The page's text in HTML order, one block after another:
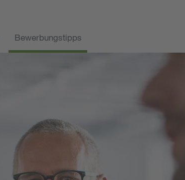
Bewerbungstipps